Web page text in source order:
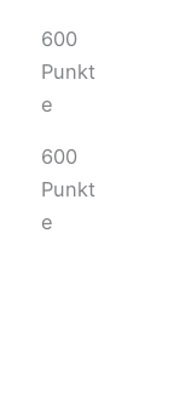
600
Punkt
e
600
Punkt
e